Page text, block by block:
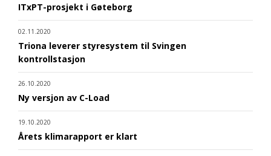
ITxPT-prosjekt i Gøteborg
02.11.2020
Triona leverer styresystem til Svingen
kontrollstasjon
26.10.2020
Ny versjon av C-Load
19.10.2020
Årets klimarapport er klart